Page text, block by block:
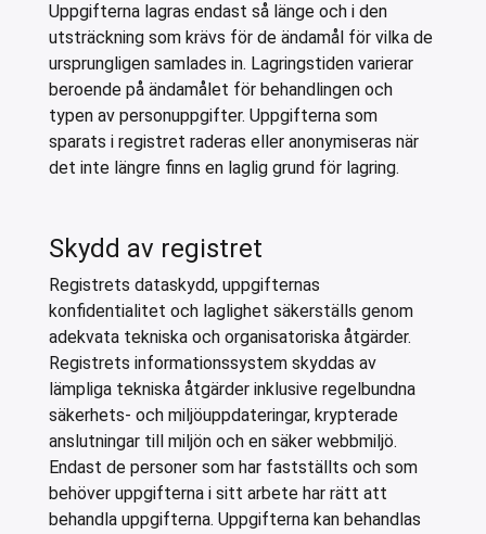
Uppgifterna lagras endast så länge och i den
utsträckning som krävs för de ändamål för vilka de
ursprungligen samlades in. Lagringstiden varierar
beroende på ändamålet för behandlingen och
typen av personuppgifter. Uppgifterna som
sparats i registret raderas eller anonymiseras när
det inte längre finns en laglig grund för lagring.
Skydd av registret
Registrets dataskydd, uppgifternas
konfidentialitet och laglighet säkerställs genom
adekvata tekniska och organisatoriska åtgärder.
Registrets informationssystem skyddas av
lämpliga tekniska åtgärder inklusive regelbundna
säkerhets- och miljöuppdateringar, krypterade
anslutningar till miljön och en säker webbmiljö.
Endast de personer som har fastställts och som
behöver uppgifterna i sitt arbete har rätt att
behandla uppgifterna. Uppgifterna kan behandlas